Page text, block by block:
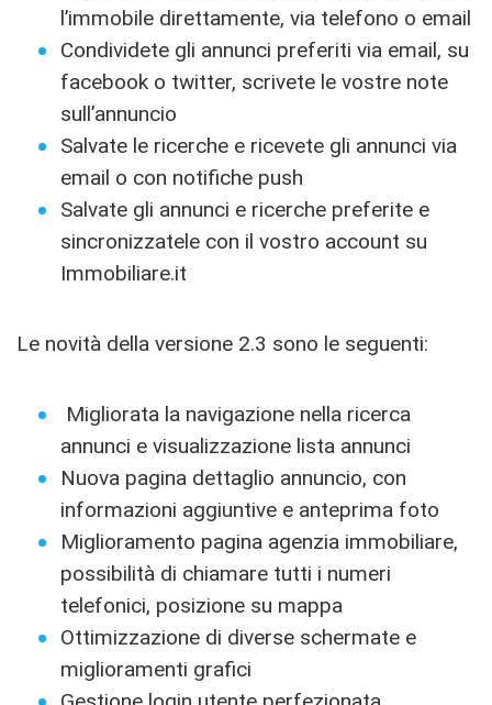
l’immobile direttamente, via telefono o email
Condividete gli annunci preferiti via email, su
facebook o twitter, scrivete le vostre note
sull’annuncio
Salvate le ricerche e ricevete gli annunci via
email o con notifiche push
Salvate gli annunci e ricerche preferite e
sincronizzatele con il vostro account su
Immobiliare.it
Le novità della versione 2.3 sono le seguenti:
Migliorata la navigazione nella ricerca
annunci e visualizzazione lista annunci
Nuova pagina dettaglio annuncio, con
informazioni aggiuntive e anteprima foto
Miglioramento pagina agenzia immobiliare,
possibilità di chiamare tutti i numeri
telefonici, posizione su mappa
Ottimizzazione di diverse schermate e
miglioramenti grafici